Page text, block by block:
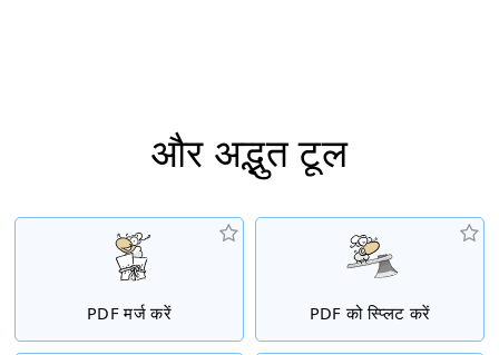
और अद्भुत टूल
PDF मर्ज करें PDF को स्प्लिट करें